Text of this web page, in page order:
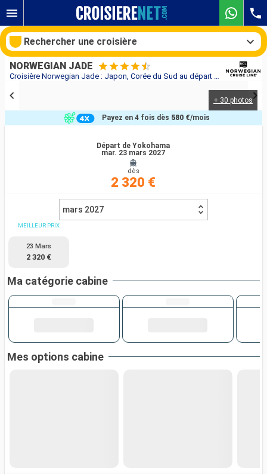
Croisière Norwegian Jade : Japon, Corée du Sud au départ de Yokohama
NORWEGIAN JADE
+ 30 photos
Départ de Yokohama
mar. 23 mars 2027
dès
2 320 €
Payez en 4 fois dès 580 €/mois
mars 2027
MEILLEUR PRIX
23 Mars
2 320 €
Ma catégorie cabine
Mes options cabine
Rechercher une croisière
Rechercher